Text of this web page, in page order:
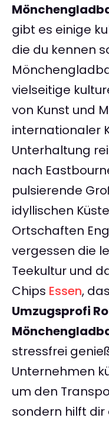
gibt es einige
die du kennen
vielseitige
von Kunst und
internationaler
Unterhaltung
nach
pulsierende
idyllischen
Ortschaften
vergessen die
Teekultur und
Chips Essen,
Umzugsprofi
stressfrei
Unternehmen
um den
sondern hilft dir